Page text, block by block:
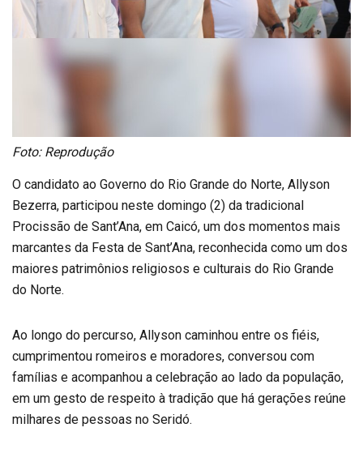
Foto: Reprodução
O candidato ao Governo do Rio Grande do Norte, Allyson
Bezerra, participou neste domingo (2) da tradicional
Procissão de Sant’Ana, em Caicó, um dos momentos mais
marcantes da Festa de Sant’Ana, reconhecida como um dos
maiores patrimônios religiosos e culturais do Rio Grande
do Norte.
Ao longo do percurso, Allyson caminhou entre os fiéis,
cumprimentou romeiros e moradores, conversou com
famílias e acompanhou a celebração ao lado da população,
em um gesto de respeito à tradição que há gerações reúne
milhares de pessoas no Seridó.